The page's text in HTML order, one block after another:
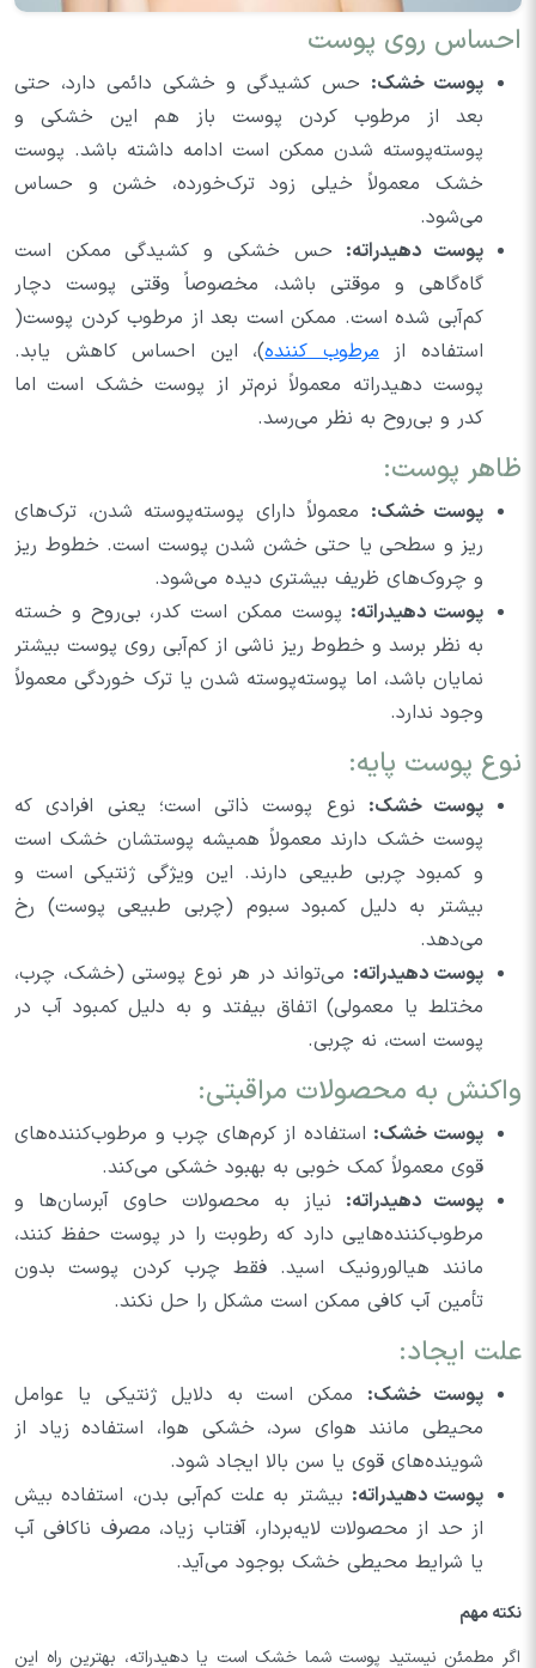
احساس روی پوست
پوست خشک: حس کشیدگی و خشکی دائمی دارد، حتی
بعد از مرطوب کردن پوست باز هم این خشکی و
پوسته‌پوسته شدن ممکن است ادامه داشته باشد. پوست
خشک معمولاً خیلی زود ترک‌خورده، خشن و حساس
می‌شود.
پوست دهیدراته: حس خشکی و کشیدگی ممکن است
گاه‌گاهی و موقتی باشد، مخصوصاً وقتی پوست دچار
کم‌آبی شده است. ممکن است بعد از مرطوب کردن پوست(
استفاده ازمرطوب کننده)، این احساس کاهش یابد.
پوست دهیدراته معمولاً نرم‌تر از پوست خشک است اما
کدر و بی‌روح به نظر می‌رسد.
ظاهر پوست:
پوست خشک: معمولاً دارای پوسته‌پوسته شدن، ترک‌های
ریز و سطحی یا حتی خشن شدن پوست است. خطوط ریز
و چروک‌های ظریف بیشتری دیده می‌شود.
پوست دهیدراته: پوست ممکن است کدر، بی‌روح و خسته
به نظر برسد و خطوط ریز ناشی از کم‌آبی روی پوست بیشتر
نمایان باشد، اما پوسته‌پوسته شدن یا ترک خوردگی معمولاً
وجود ندارد.
نوع پوست پایه:
پوست خشک: نوع پوست ذاتی است؛ یعنی افرادی که
پوست خشک دارند معمولاً همیشه پوستشان خشک است
و کمبود چربی طبیعی دارند. این ویژگی ژنتیکی است و
بیشتر به دلیل کمبود سبوم (چربی طبیعی پوست) رخ
می‌دهد.
پوست دهیدراته: می‌تواند در هر نوع پوستی (خشک، چرب،
مختلط یا معمولی) اتفاق بیفتد و به دلیل کمبود آب در
پوست است، نه چربی.
واکنش به محصولات مراقبتی:
پوست خشک: استفاده از کرم‌های چرب و مرطوب‌کننده‌های
قوی معمولاً کمک خوبی به بهبود خشکی می‌کند.
پوست دهیدراته: نیاز به محصولات حاوی آبرسان‌ها و
مرطوب‌کننده‌هایی دارد که رطوبت را در پوست حفظ کنند،
مانند هیالورونیک اسید. فقط چرب کردن پوست بدون
تأمین آب کافی ممکن است مشکل را حل نکند.
علت ایجاد:
پوست خشک: ممکن است به دلایل ژنتیکی یا عوامل
محیطی مانند هوای سرد، خشکی هوا، استفاده زیاد از
شوینده‌های قوی یا سن بالا ایجاد شود.
پوست دهیدراته: بیشتر به علت کم‌آبی بدن، استفاده بیش
از حد از محصولات لایه‌بردار، آفتاب زیاد، مصرف ناکافی آب
یا شرایط محیطی خشک بوجود می‌آید.
نکته مهم
اگر مطمئن نیستید پوست شما خشک است یا دهیدراته، بهترین راه این